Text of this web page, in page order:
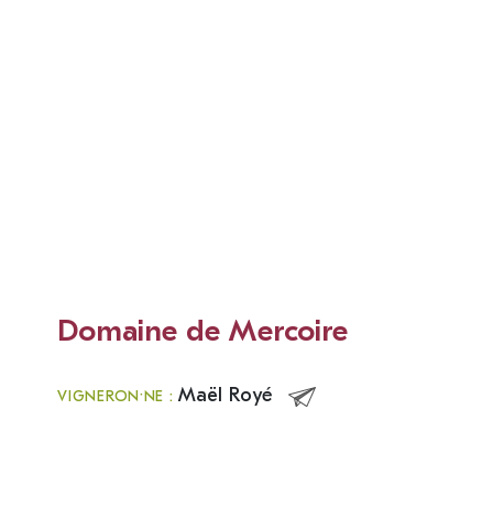
Domaine de Mercoire
VIGNERON·NE :Maël Royé